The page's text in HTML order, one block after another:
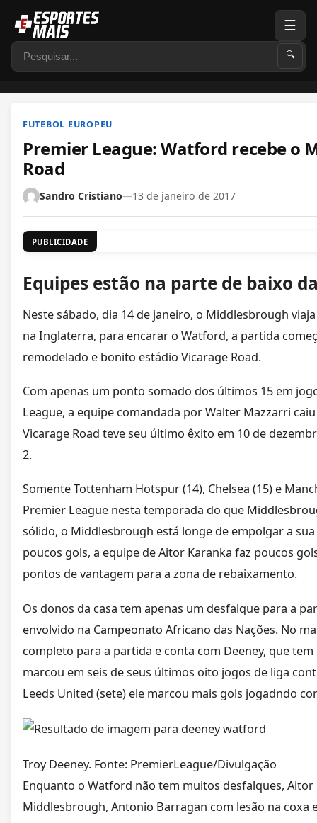
Pesquisar 🔍
☰
FUTEBOL EUROPEU
Premier League: Watford recebe o
Road
Sandro Cristiano—13 de janeiro de 2017
PUBLICIDADE
Equipes estão na parte de baixo
Neste sábado, dia 14 de janeiro, o Middlesbrough
na Inglaterra, para encarar o Watford, a partida
remodelado e bonito estádio Vicarage Road.
Com apenas um ponto somado dos últimos 15 em
League, a equipe comandada por Walter Mazzarri
Vicarage Road teve seu último êxito em 10 de
2.
Somente Tottenham Hotspur (14), Chelsea (15) e
Premier League nesta temporada do que
sólido, o Middlesbrough está longe de empolgar a
poucos gols, a equipe de Aitor Karanka faz poucos
pontos de vantagem para a zona de rebaixamento.
Os donos da casa tem apenas um desfalque para a
envolvido na Campeonato Africano das Nações. No
completo para a partida e conta com Deeney, que
marcou em seis de seus últimos oito jogos de liga
Leeds United (sete) ele marcou mais gols jogadndo
Troy Deeney. Fonte: PremierLeague/Divulgação
Enquanto o Watford não tem muitos desfalques,
Middlesbrough, Antonio Barragan com lesão na coxa